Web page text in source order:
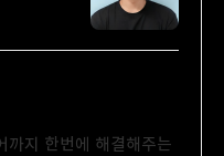
까지 한번에 해결해주는